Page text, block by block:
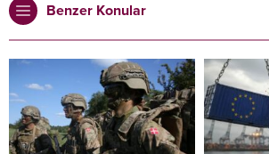
Benzer Konular